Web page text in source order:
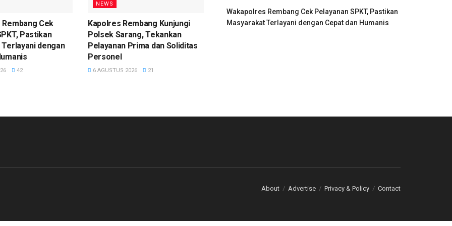
Cek
Pastikan
dengan
42
NEWS
Kapolres Rembang Kunjungi
Polsek Sarang, Tekankan
Pelayanan Prima dan Soliditas
Personel
6 AGUSTUS 2026 21
Wakapolres Rembang Cek Pelayanan SPKT, Pastikan
Masyarakat Terlayani dengan Cepat dan Humanis
About Advertise Privacy & Policy Contact